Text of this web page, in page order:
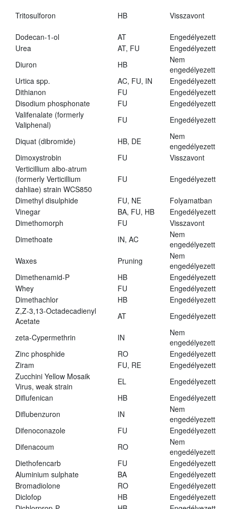
Tritosulforon HB Visszavont
Dodecan-1-ol AT
Engedélyezett
Urea
AT, FU
Engedélyezett
Diuron
HB
Nem
engedélyezett
Urtica spp.
AC, FU, IN
Engedélyezett
Dithianon
FU
Engedélyezett
Disodium phosphonate
FU
Engedélyezett
Valifenalate (formerly
Valiphenal)
FU Engedélyezett
Diquat (dibromide) HB, DE
Nem
engedélyezett
Dimoxystrobin
FU
Visszavont
Verticillium albo-atrum
(formerly Verticillium
dahliae) strain WCS850
FU Engedélyezett
Dimethyl disulphide FU, NE
Folyamatban
Vinegar
BA, FU, HB
Engedélyezett
Dimethomorph
FU
Visszavont
Dimethoate
IN, AC
Nem
engedélyezett
Waxes
Pruning
Nem
engedélyezett
Dimethenamid-P
HB
Engedélyezett
Whey
FU
Engedélyezett
Dimethachlor
HB
Engedélyezett
Z,Z-3,13-Octadecadienyl
Acetate
AT Engedélyezett
zeta-Cypermethrin IN
Nem
engedélyezett
Zinc phosphide
RO
Engedélyezett
Ziram
FU, RE
Engedélyezett
Zucchini Yellow Mosaik
Virus, weak strain
EL
Engedélyezett
Diflufenican
HB
Engedélyezett
Diflubenzuron
IN
Nem
engedélyezett
Difenoconazole
FU
Engedélyezett
Difenacoum
RO
Nem
engedélyezett
Diethofencarb
FU
Engedélyezett
Aluminium sulphate
BA
Engedélyezett
Bromadiolone
RO
Engedélyezett
Diclofop
HB
Engedélyezett